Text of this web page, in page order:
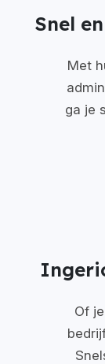
Snel
Met
ga je
Of